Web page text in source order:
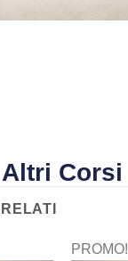
Altri Corsi
PROMO!